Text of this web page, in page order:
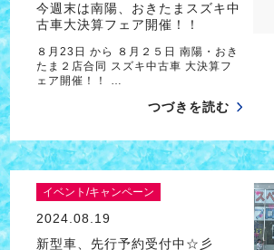
今週末は南陽、おきたまスズキ中
古車大決算フェア開催！！
８月23日 から ８月２５日 南陽・おき
たま２店合同 スズキ中古車 大決算フ
ェア開催！！ …
つづきを読む
イベント/キャンペーン
2024.08.19
新型車、先行予約受付中☆彡